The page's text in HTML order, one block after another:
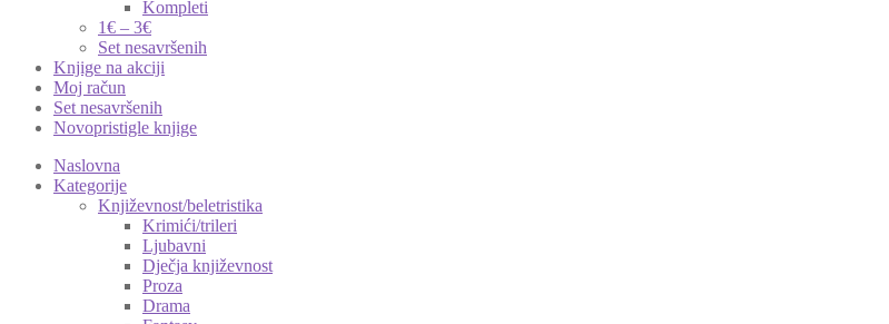
Kompleti
1€ – 3€
Set nesavršenih
Knjige na akciji
Moj račun
Set nesavršenih
Novopristigle knjige
Naslovna
Kategorije
Književnost/beletristika
Krimići/trileri
Ljubavni
Dječja književnost
Proza
Drama